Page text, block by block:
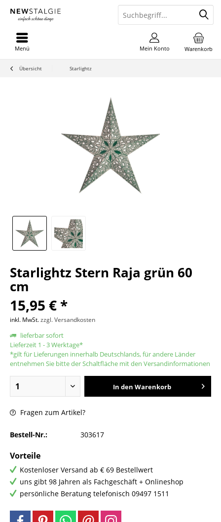
Warenkorb
Mein Konto
Menü
Übersicht Starlightz
Starlightz Stern Raja grün 60
cm
15,95 € *
inkl. MwSt.zzgl. Versandkosten
lieferbar sofort
Lieferzeit 1 - 3 Werktage*
*gilt für Lieferungen innerhalb Deutschlands, für andere Länder
entnehmen Sie bitte der Schaltfläche mit den Versandinformationen
In den Warenkorb
Fragen zum Artikel?
Bestell-Nr.: 303617
Vorteile
Kostenloser Versand ab € 69 Bestellwert
uns gibt 98 Jahren als Fachgeschäft + Onlineshop
persönliche Beratung telefonisch 09497 1511